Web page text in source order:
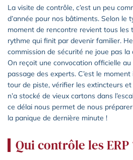
La visite de contrôle, c’est un peu
d’année pour nos bâtiments. Selon le
moment de rencontre revient tous les
rythme qui finit par devenir familier.
commission de sécurité ne joue pas
On reçoit une convocation officielle
passage des experts. C’est le
tour de piste, vérifier les extincteurs et
n’a stocké de vieux cartons dans
ce délai nous permet de nous
la panique de dernière minute !
Qui contrôle les ERP